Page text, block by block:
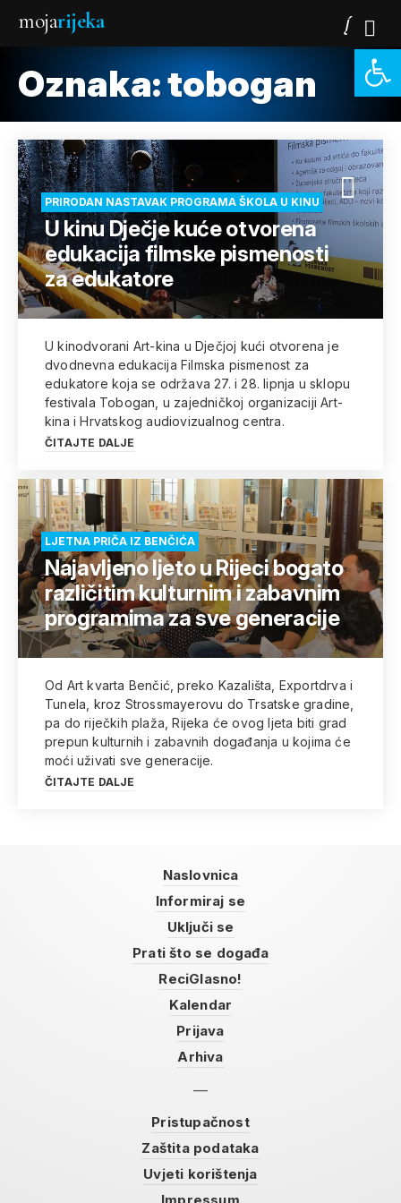
mojarijeka
Oznaka:tobogan
PRIRODAN NASTAVAK PROGRAMA ŠKOLA U KINU
U kinu Dječje kuće otvorena
edukacija filmske pismenosti
za edukatore
U kinodvorani Art-kina u Dječjoj kući otvorena je
dvodnevna edukacija Filmska pismenost za
edukatore koja se održava 27. i 28. lipnja u sklopu
festivala Tobogan, u zajedničkoj organizaciji Art-
kina i Hrvatskog audiovizualnog centra.
ČITAJTE DALJE
LJETNA PRIČA IZ BENČIĆA
Najavljeno ljeto u Rijeci bogato
različitim kulturnim i zabavnim
programima za sve generacije
Od Art kvarta Benčić, preko Kazališta, Exportdrva i
Tunela, kroz Strossmayerovu do Trsatske gradine,
pa do riječkih plaža, Rijeka će ovog ljeta biti grad
prepun kulturnih i zabavnih događanja u kojima će
moći uživati sve generacije.
ČITAJTE DALJE
Naslovnica
Informiraj se
Uključi se
Prati što se događa
ReciGlasno!
Kalendar
Prijava
Arhiva
Pristupačnost
Zaštita podataka
Uvjeti korištenja